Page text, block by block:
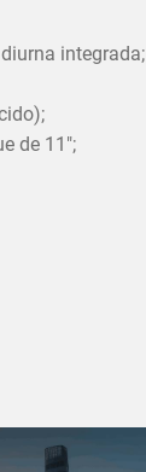
integrada;
de 11";